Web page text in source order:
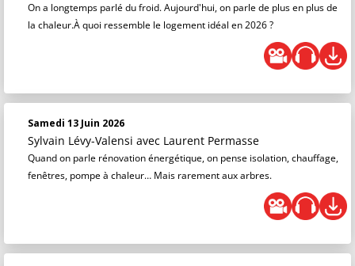
On a longtemps parlé du froid. Aujourd'hui, on parle de plus en plus de
la chaleur.À quoi ressemble le logement idéal en 2026 ?
Samedi 13 Juin 2026
Sylvain Lévy-Valensi avec Laurent Permasse
Quand on parle rénovation énergétique, on pense isolation, chauffage,
fenêtres, pompe à chaleur… Mais rarement aux arbres.